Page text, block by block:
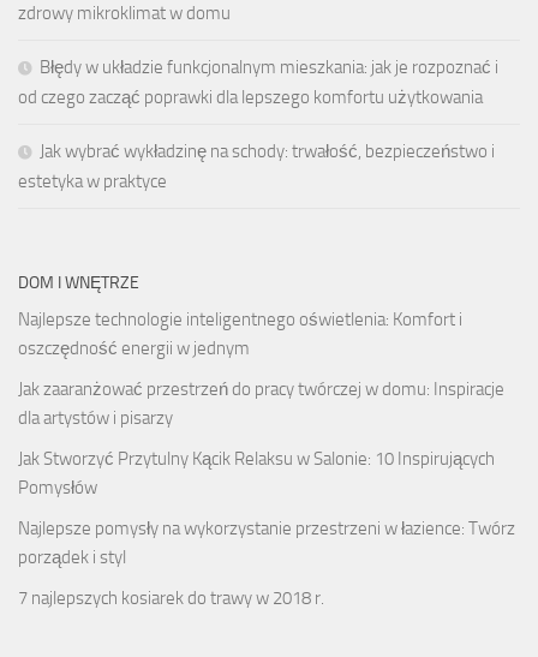
zdrowy mikroklimat w domu
Błędy w układzie funkcjonalnym mieszkania: jak je rozpoznać i
od czego zacząć poprawki dla lepszego komfortu użytkowania
Jak wybrać wykładzinę na schody: trwałość, bezpieczeństwo i
estetyka w praktyce
DOM I WNĘTRZE
Najlepsze technologie inteligentnego oświetlenia: Komfort i
oszczędność energii w jednym
Jak zaaranżować przestrzeń do pracy twórczej w domu: Inspiracje
dla artystów i pisarzy
Jak Stworzyć Przytulny Kącik Relaksu w Salonie: 10 Inspirujących
Pomysłów
Najlepsze pomysły na wykorzystanie przestrzeni w łazience: Twórz
porządek i styl
7 najlepszych kosiarek do trawy w 2018 r.